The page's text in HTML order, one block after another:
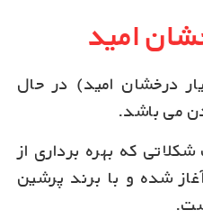
امید
درخشان امید) در حال
می باشد.
که بهره برداری از
معدن از سال 1399 آغاز شده و با برند پرشین